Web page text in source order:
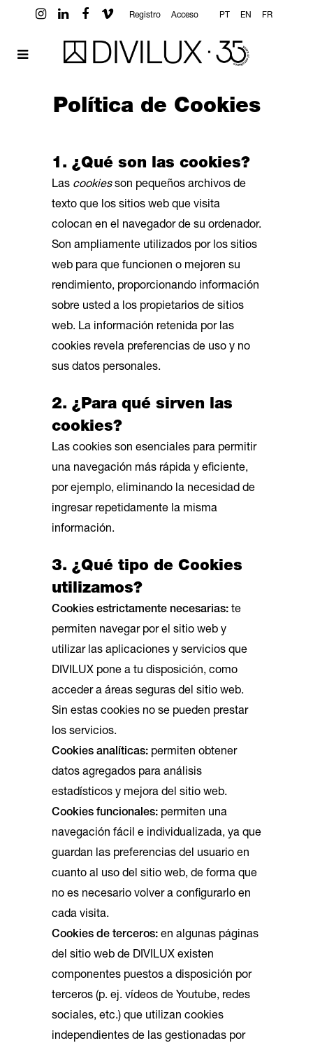
Registro Acceso PT EN FR
Política de Cookies
1. ¿Qué son las cookies?
Las cookiesson pequeños archivos de
texto que los sitios web que visita
colocan en el navegador de su ordenador.
Son ampliamente utilizados por los sitios
web para que funcionen o mejoren su
rendimiento, proporcionando información
sobre usted a los propietarios de sitios
web. La información retenida por las
cookies revela preferencias de uso y no
sus datos personales.
2. ¿Para qué sirven las
cookies?
Las cookies son esenciales para permitir
una navegación más rápida y eficiente,
por ejemplo, eliminando la necesidad de
ingresar repetidamente la misma
información.
3. ¿Qué tipo de Cookies
utilizamos?
Cookies estrictamente necesarias: te
permiten navegar por el sitio web y
utilizar las aplicaciones y servicios que
DIVILUX pone a tu disposición, como
acceder a áreas seguras del sitio web.
Sin estas cookies no se pueden prestar
los servicios.
Cookies analíticas: permiten obtener
datos agregados para análisis
estadísticos y mejora del sitio web.
Cookies funcionales: permiten una
navegación fácil e individualizada, ya que
guardan las preferencias del usuario en
cuanto al uso del sitio web, de forma que
no es necesario volver a configurarlo en
cada visita.
Cookies de terceros: en algunas páginas
del sitio web de DIVILUX existen
componentes puestos a disposición por
terceros (p. ej. vídeos de Youtube, redes
sociales, etc.) que utilizan cookies
independientes de las gestionadas por